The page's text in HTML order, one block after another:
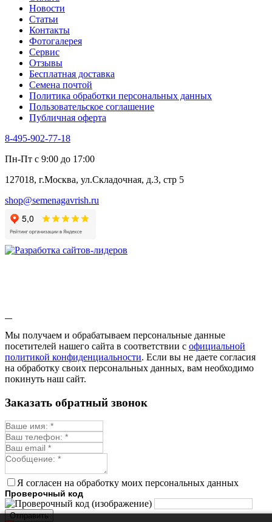
Туласи
Укроп
Фенхель пряный
Хризантема овощная
Цикорий пряный
Цикорий салатный (Витлуф)
Черемша
Шпинат
Щавель
Эндивий
Эстрагон
Алтей
Бессмертник
Валериана
Валерианелла
Гибискус лекарственный
Девясил
Душица
Змееголовник
Мыльнянка
Мята
Овсяный корень
Огуречная трава
Пустырник
Репешок
Синюха
Смесь лекарственных
Стевия
Тимьян ползучий (чабрец)
Фенхель лекарственный
Цикорий лекарственный
Новости
Статьи
Контакты
Фотогалерея​
Сервис
Отзывы
Бесплатная доставка
Семена почтой
Политика обработки персональных данных
Пользовательское соглашение
Публичная оферта
8-495-902-77-18
Пн-Пт с 9:00 до 17:00
127018, г.Москва, ул.Складочная, д.3, стр 5
shop@semenagavrish.ru
Мы получаем и обрабатываем персональные данные
посетителей нашего сайта в соответствии с официальной
политикой конфиденциальности. Если вы не даете согласия
на обработку своих персональных данных, вам необходимо
покинуть наш сайт.
Заказать обратный звонок
Я согласен на обработку моих персональных данных
Проверочный код
Отправить